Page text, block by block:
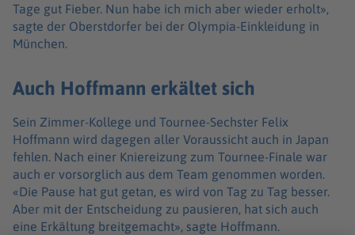
Tage gut Fieber. Nun habe ich mich aber wieder erholt»,
sagte der Oberstdorfer bei der Olympia-Einkleidung in
München.
Auch Hoffmann erkältet sich
Sein Zimmer-Kollege und Tournee-Sechster Felix
Hoffmann wird dagegen aller Voraussicht auch in Japan
fehlen. Nach einer Kniereizung zum Tournee-Finale war
auch er vorsorglich aus dem Team genommen worden.
«Die Pause hat gut getan, es wird von Tag zu Tag besser.
Aber mit der Entscheidung zu pausieren, hat sich auch
eine Erkältung breitgemacht», sagte Hoffmann.